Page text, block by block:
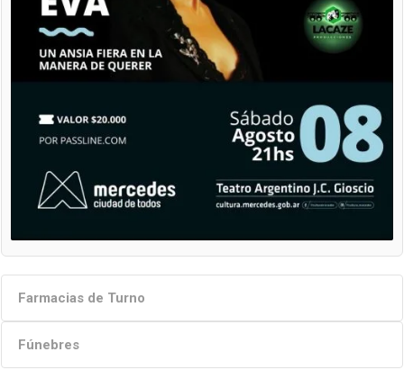
Farmacias de Turno
Fúnebres